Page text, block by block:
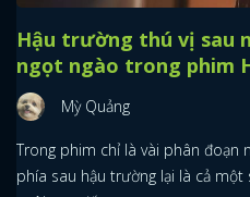
Hậu trường thú vị sau
ngọt ngào trong phim
Mỳ Quảng
Trong phim chỉ là vài phân đoạn
phía sau hậu trường lại là cả